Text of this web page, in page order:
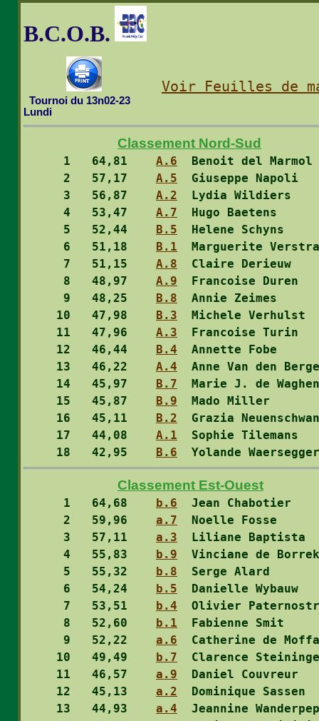
B.C.O.B.
Voir Feuilles de
  Tournoi du 13n02-23
Lundi
Classement Nord-Sud
  1
   64,81
A.6
Benoit del
  2
   57,17
A.5
Giuseppe
  3
   56,87
A.2
Lydia
  4
   53,47
A.7
Hugo Baetens
  5
   52,44
B.5
Helene Schyns
  6
   51,18
B.1
Marguerite
  7
   51,15
A.8
Claire
  8
   48,97
A.9
Francoise
  9
   48,25
B.8
Annie Zeimes
10
   47,98
B.3
Michele
11
   47,96
A.3
Francoise
12
   46,44
B.4
Annette Fobe
13
   46,22
A.4
Anne Van den
14
   45,97
B.7
Marie J. de
15
   45,87
B.9
Mado Miller
16
   45,11
B.2
Grazia
17
   44,08
A.1
Sophie
18
   42,95
B.6
Yolande
Classement Est-Ouest
  1
   64,68
b.6
Jean
  2
   59,96
a.7
Noelle Fosse
  3
   57,11
a.3
Liliane
  4
   55,83
b.9
Vinciane de
  5
   55,32
b.8
Serge Alard
  6
   54,24
b.5
Danielle
  7
   53,51
b.4
Olivier
  8
   52,60
b.1
Fabienne Smit
  9
   52,22
a.6
Catherine de
10
   49,49
b.7
Clarence
11
   46,57
a.9
Daniel
12
   45,13
a.2
Dominique
13
   44,93
a.4
Jeannine